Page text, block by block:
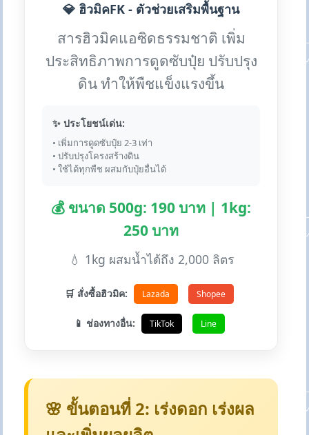
💎 ฮิวมิคFK - ตัวช่วยเสริมพื้นฐาน
สารฮิวมิคแอซิดธรรมชาติ เพิ่ม
ประสิทธิภาพการดูดซับปุ๋ย ปรับปรุง
ดิน ทำให้พืชแข็งแรงขึ้น
✨ ประโยชน์เด่น:
• เพิ่มการดูดซับปุ๋ย 2-3 เท่า
• ปรับปรุงโครงสร้างดิน
• ใช้ได้ทุกพืช ผสมกับปุ๋ยอื่นได้
💰 ขนาด 500g: 190 บาท | 1kg:
250 บาท
💧 1kg ผสมน้ำได้ถึง 2,000 ลิตร
🛒 สั่งซื้อฮิวมิค: Lazada Shopee
📱 ช่องทางอื่น: TikTok Line
🌸 ขั้นตอนที่ 2: เร่งดอก เร่งผล